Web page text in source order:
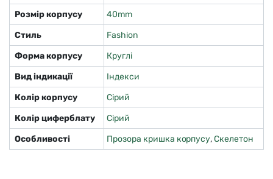
Розмір корпусу
40mm
Стиль
Fashion
Форма корпусу
Круглі
Вид індикації
Індекси
Колір корпусу
Сірий
Колір циферблату
Сірий
Особливості
Прозора кришка корпусу,Скелетон